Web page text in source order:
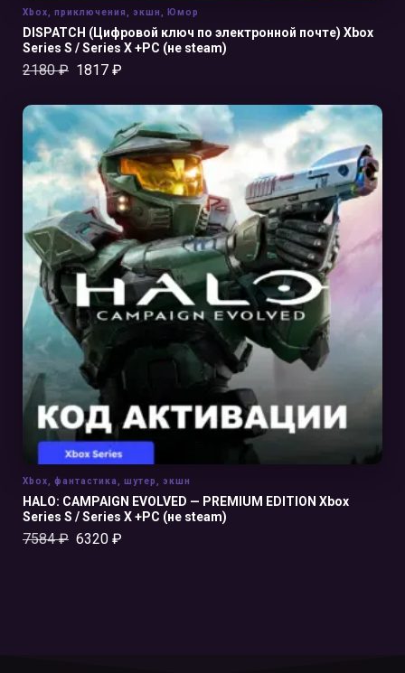
DISPATCH (Цифровой ключ по электронной почте) Xbox
Series S / Series X +PC (не steam)
2180₽ 1817 ₽
Xbox приключения экшн Юмор
В КОРЗИНУ
HALO: CAMPAIGN EVOLVED — PREMIUM EDITION Xbox
Series S / Series X +PC (не steam)
7584₽ 6320 ₽
Xbox фантастика шутер экшн